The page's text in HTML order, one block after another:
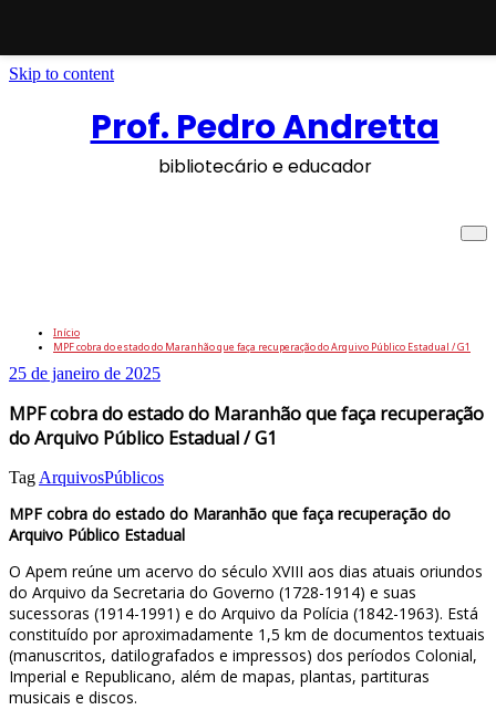
Skip to content
Prof. Pedro Andretta
bibliotecário e educador
Início
MPF cobra do estado do Maranhão que faça recuperação do Arquivo Público Estadual / G1
25 de janeiro de 2025
MPF cobra do estado do Maranhão que faça recuperação
do Arquivo Público Estadual / G1
Tag ArquivosPúblicos
MPF cobra do estado do Maranhão que faça recuperação do
Arquivo Público Estadual
O Apem reúne um acervo do século XVIII aos dias atuais oriundos
do Arquivo da Secretaria do Governo (1728-1914) e suas
sucessoras (1914-1991) e do Arquivo da Polícia (1842-1963). Está
constituído por aproximadamente 1,5 km de documentos textuais
(manuscritos, datilografados e impressos) dos períodos Colonial,
Imperial e Republicano, além de mapas, plantas, partituras
musicais e discos.